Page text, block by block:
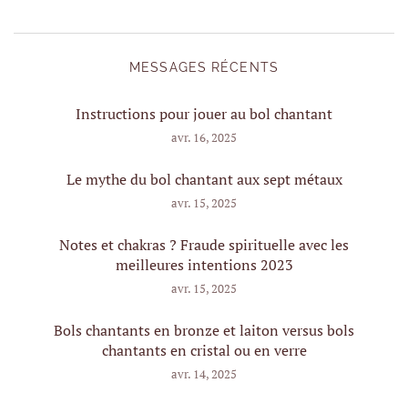
MESSAGES RÉCENTS
Instructions pour jouer au bol chantant
avr. 16, 2025
Le mythe du bol chantant aux sept métaux
avr. 15, 2025
Notes et chakras ? Fraude spirituelle avec les
meilleures intentions 2023
avr. 15, 2025
Bols chantants en bronze et laiton versus bols
chantants en cristal ou en verre
avr. 14, 2025